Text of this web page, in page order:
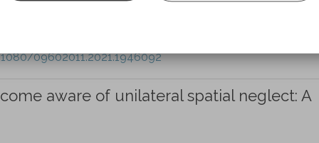
vol. 32 n. 9
09602011.2021.1946092
aware of unilateral spatial neglect: A